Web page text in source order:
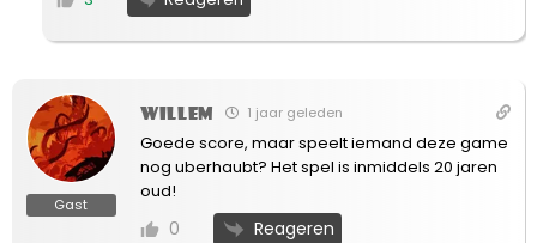
Gast
willem 1 jaar geleden
Goede score, maar speelt iemand deze game
nog uberhaubt? Het spel is inmiddels 20 jaren
oud!
0 Reageren